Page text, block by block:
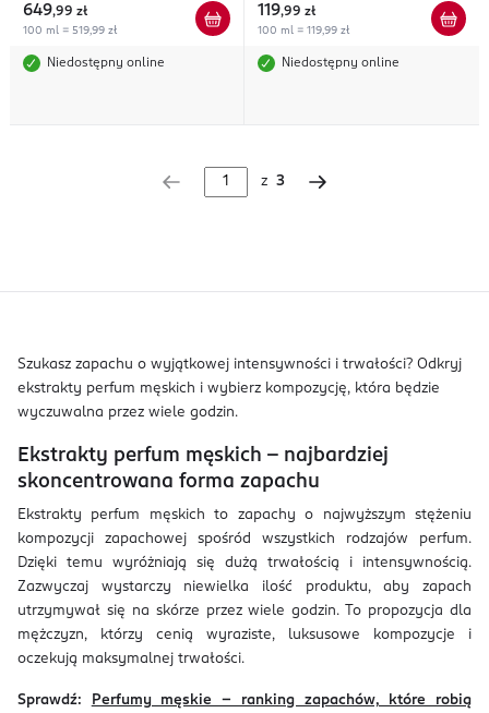
649,99 zł
100 ml = 519,99 zł
Niedostępny online
119,99 zł
100 ml = 119,99 zł
Niedostępny online
z 3
Szukasz zapachu o wyjątkowej intensywności i trwałości? Odkryj
ekstrakty perfum męskich i wybierz kompozycję, która będzie
wyczuwalna przez wiele godzin.
Ekstrakty perfum męskich – najbardziej
skoncentrowana forma zapachu
Ekstrakty perfum męskich to zapachy o najwyższym stężeniu
kompozycji zapachowej spośród wszystkich rodzajów perfum.
Dzięki temu wyróżniają się dużą trwałością i intensywnością.
Zazwyczaj wystarczy niewielka ilość produktu, aby zapach
utrzymywał się na skórze przez wiele godzin. To propozycja dla
mężczyzn, którzy cenią wyraziste, luksusowe kompozycje i
oczekują maksymalnej trwałości.
Sprawdź:
Perfumy męskie – ranking zapachów, które robią